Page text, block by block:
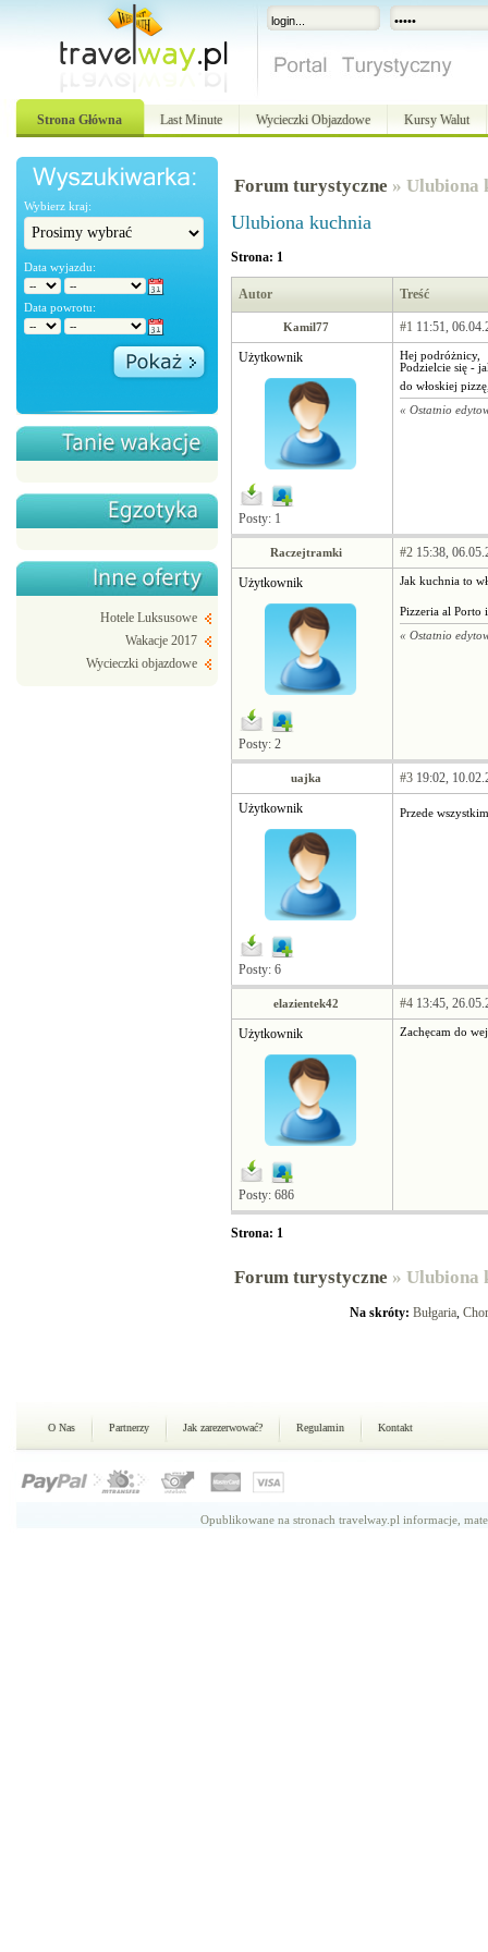
Strona Główna Last Minute Wycieczki Objazdowe Kursy Walut
Wybierz kraj:
Data wyjazdu:
Data powrotu:
Hotele Luksusowe
Wakacje 2017
Wycieczki objazdowe
Forum turystyczne » Ulubiona
Ulubiona kuchnia
Strona: 1
Autor Treść
Kamil77 #1 11:51,
Użytkownik
Posty: 1
Hej podróżnicy,
Podzielcie się -
do włoskiej
« Ostatnio
Raczejtramki #2 15:38,
Użytkownik
Posty: 2
Jak kuchnia to
Pizzeria al Porto
« Ostatnio
uajka #3 19:02,
Użytkownik
Posty: 6
Przede
elazientek42 #4 13:45,
Użytkownik
Posty: 686
Zachęcam do
Strona: 1
Forum turystyczne » Ulubiona
Na skróty: Bułgaria,
O Nas Partnerzy Jak zarezerwować? Regulamin Kontakt
Opublikowane na stronach travelway.pl informacje,